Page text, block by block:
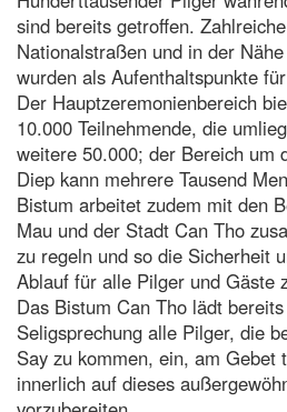
sind bereits getroffen.
Nationalstraßen und in der
wurden als Aufenthaltspunkte
Der Hauptzeremonienbereich
10.000 Teilnehmende, die
weitere 50.000; der Bereich um
Diep kann mehrere Tausend
Bistum arbeitet zudem mit den
Mau und der Stadt Can Tho
zu regeln und so die Sicherheit
Ablauf für alle Pilger und Gäste
Das Bistum Can Tho lädt
Seligsprechung alle Pilger, die
Say zu kommen, ein, am Gebet
innerlich auf dieses